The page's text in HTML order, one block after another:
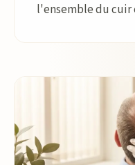
l'ensemble du cuir